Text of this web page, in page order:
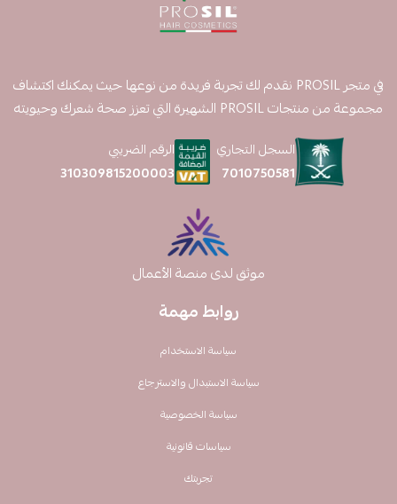
روابط مهمة
سياسة الاستخدام
سياسة الاستبدال والاسترجاع
سياسة الخصوصية
سياسات قانونية
تجربتك
في متجر PROSIL نقدم لك تجربة فريدة من نوعها حيث يمكنك اكتشاف
مجموعة من منتجات PROSIL الشهيرة التي تعزز صحة شعرك وحيويته
السجل التجاري
7010750581
الرقم الضريبي
310309815200003
موثق لدى منصة الأعمال